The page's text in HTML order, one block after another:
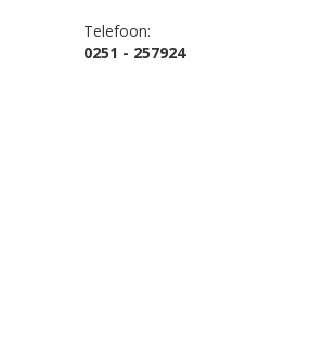
Telefoon:
0251 - 257924